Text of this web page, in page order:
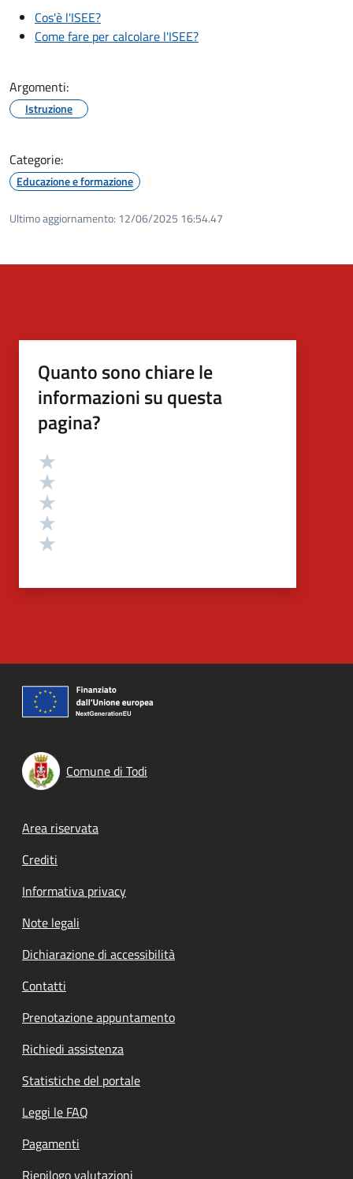
Cos'è l'ISEE?
Come fare per calcolare l'ISEE?
Argomenti:
Istruzione
Categorie:
Educazione e formazione
Ultimo aggiornamento: 12/06/2025 16:54.47
Quanto sono chiare le
informazioni su questa
pagina?
Valutazione
Comune di Todi
Footer menu
Area riservata
Crediti
Informativa privacy
Note legali
Dichiarazione di accessibilità
Contatti
Prenotazione appuntamento
Richiedi assistenza
Statistiche del portale
Leggi le FAQ
Pagamenti